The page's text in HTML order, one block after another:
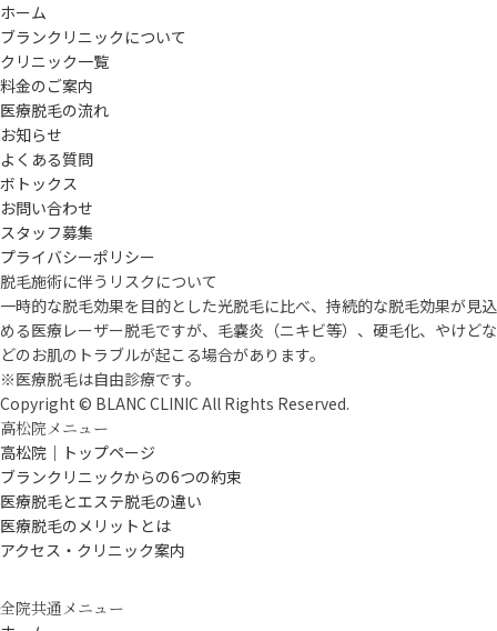
ホーム
ブランクリニックについて
クリニック一覧
料金のご案内
医療脱毛の流れ
お知らせ
よくある質問
ボトックス
お問い合わせ
スタッフ募集
プライバシーポリシー
脱毛施術に伴うリスクについて
一時的な脱毛効果を目的とした光脱毛に比べ、持続的な脱毛効果が見込
める医療レーザー脱毛ですが、毛嚢炎（ニキビ等）、硬毛化、やけどな
どのお肌のトラブルが起こる場合があります。
※医療脱毛は自由診療です。
Copyright © BLANC CLINIC All Rights Reserved.
高松院メニュー
高松院｜トップページ
ブランクリニックからの6つの約束
医療脱毛とエステ脱毛の違い
医療脱毛のメリットとは
アクセス・クリニック案内
全院共通メニュー